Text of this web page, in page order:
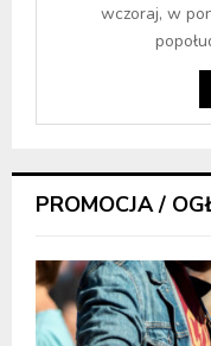
wczoraj, w
PROMOCJA /